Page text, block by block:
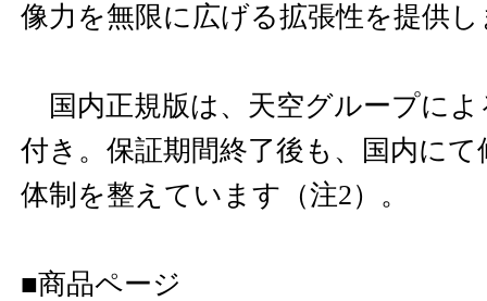
像力を無限に広げる拡張性を提供
国内正規版は、天空グループによ
付き。保証期間終了後も、国内に
体制を整えています（注2）。
■商品ページ